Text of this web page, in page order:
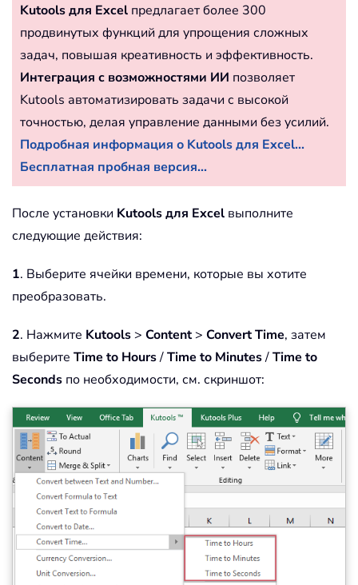
Kutools для Excel предлагает более 300
продвинутых функций для упрощения сложных
задач, повышая креативность и эффективность.
Интеграция с возможностями ИИ позволяет
Kutools автоматизировать задачи с высокой
точностью, делая управление данными без усилий.
Подробная информация о Kutools для Excel...
Бесплатная пробная версия...
После установки Kutools для Excel выполните
следующие действия:
1. Выберите ячейки времени, которые вы хотите
преобразовать.
2. Нажмите Kutools > Content> Convert Time, затем
выберите Time to Hours/Time to Minutes/Time to
Seconds по необходимости, см. скриншот: